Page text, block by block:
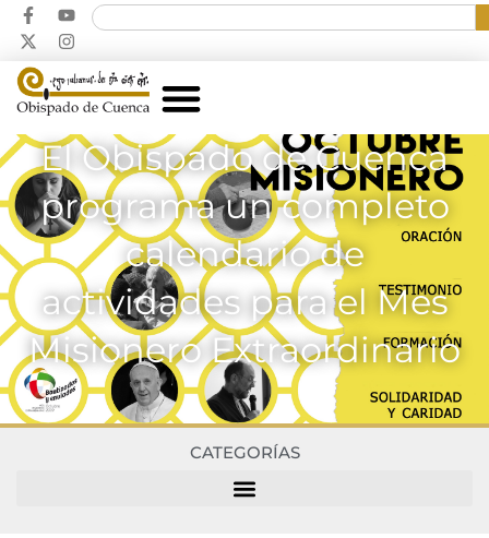
El Obispado de Cuenca
programa un completo
calendario de
actividades para el Mes
Misionero Extraordinario
CATEGORÍAS